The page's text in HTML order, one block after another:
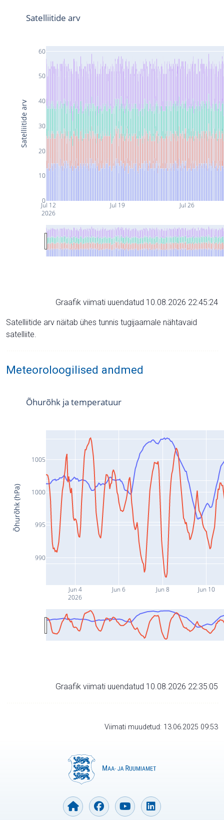
Jul 12
2026
Jul 19 Jul 26
0
10
20
30
40
50
60
Satelliitide arv
Satelliitide arv
Graafik viimati uuendatud 10.08.2026 22:45:24
Satelliitide arv näitab ühes tunnis tugijaamale nähtavaid
satelliite.
Meteoroloogilised andmed
Jun 4
2026
Jun 6 Jun 8 Jun 10
990
995
1000
1005
Õhurõhk ja temperatuur
Õhurõhk (hPa)
Graafik viimati uuendatud 10.08.2026 22:35:05
Viimati muudetud: 13.06.2025 09:53